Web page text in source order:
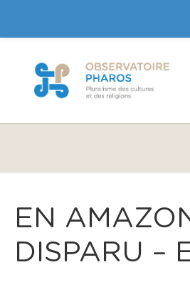
EN
DISPARU –